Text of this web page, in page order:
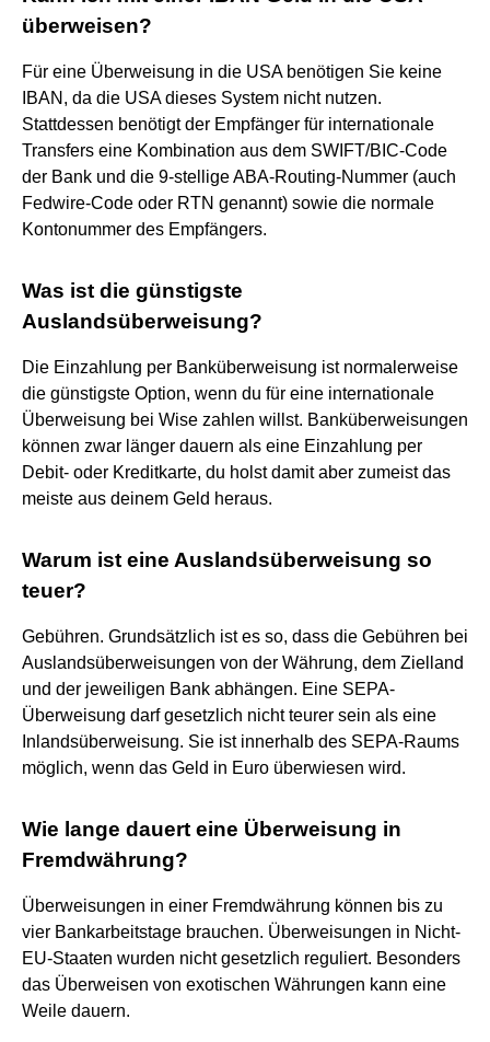
überweisen?
Für eine Überweisung in die USA benötigen Sie keine
IBAN, da die USA dieses System nicht nutzen.
Stattdessen benötigt der Empfänger für internationale
Transfers eine Kombination aus dem SWIFT/BIC-Code
der Bank und die 9-stellige ABA-Routing-Nummer (auch
Fedwire-Code oder RTN genannt) sowie die normale
Kontonummer des Empfängers.
Was ist die günstigste
Auslandsüberweisung?
Die Einzahlung per Banküberweisung ist normalerweise
die günstigste Option, wenn du für eine internationale
Überweisung bei Wise zahlen willst. Banküberweisungen
können zwar länger dauern als eine Einzahlung per
Debit- oder Kreditkarte, du holst damit aber zumeist das
meiste aus deinem Geld heraus.
Warum ist eine Auslandsüberweisung so
teuer?
Gebühren. Grundsätzlich ist es so, dass die Gebühren bei
Auslandsüberweisungen von der Währung, dem Zielland
und der jeweiligen Bank abhängen. Eine SEPA-
Überweisung darf gesetzlich nicht teurer sein als eine
Inlandsüberweisung. Sie ist innerhalb des SEPA-Raums
möglich, wenn das Geld in Euro überwiesen wird.
Wie lange dauert eine Überweisung in
Fremdwährung?
Überweisungen in einer Fremdwährung können bis zu
vier Bankarbeitstage brauchen. Überweisungen in Nicht-
EU-Staaten wurden nicht gesetzlich reguliert. Besonders
das Überweisen von exotischen Währungen kann eine
Weile dauern.